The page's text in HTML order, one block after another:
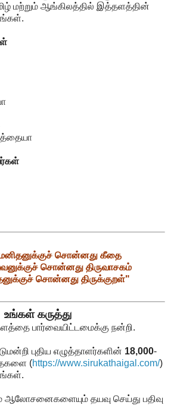
மற்றும் ஆங்கிலத்தில் இத்தளத்தின்
சொன்னது கீதை
சொன்னது திருவாசகம்
சொன்னது திருக்குறள்"
உங்கள் கருத்து
பார்வையிட்டமைக்கு நன்றி.
புதிய எழுத்தாளர்களின் 18,000-
(https://www.sirukathaigal.com/)
ஆலோசனைகளையும் தயவு செய்து பதிவு